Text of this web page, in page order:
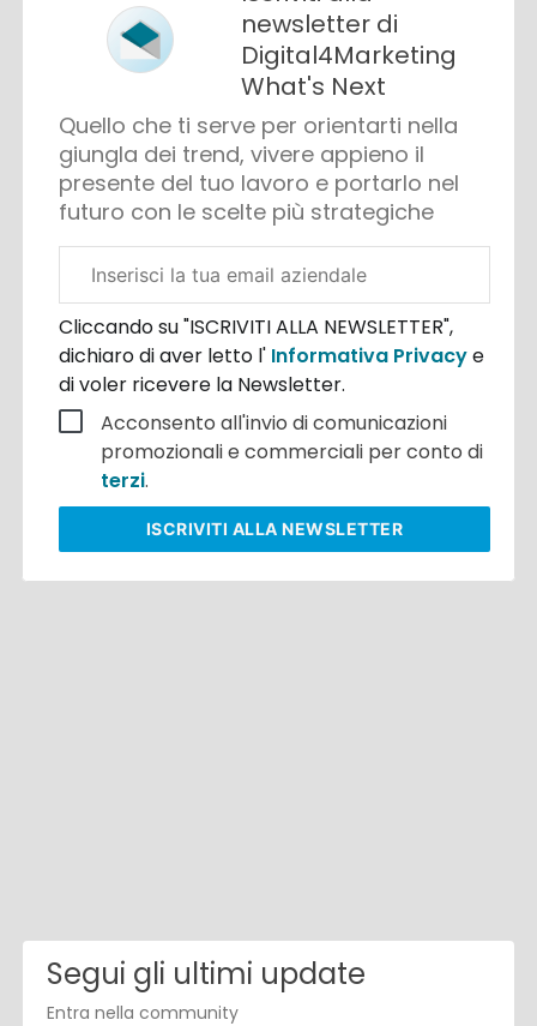
newsletter di
Digital4Marketing
What's Next
Quello che ti serve per orientarti nella
giungla dei trend, vivere appieno il
presente del tuo lavoro e portarlo nel
futuro con le scelte più strategiche
aziendale
Cliccando su "ISCRIVITI ALLA NEWSLETTER",
dichiaro di aver letto l' Informativa Privacye
di voler ricevere la Newsletter.
Acconsento all'invio di comunicazioni
promozionali e commerciali per conto di
terzi.
ISCRIVITI ALLA NEWSLETTER
Segui gli ultimi update
Entra nella community